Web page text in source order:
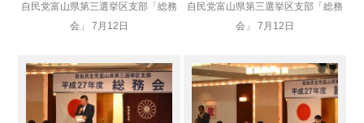
自民党富山県第三選挙区支部「総務
会」 7月12日
自民党富山県第三選挙区支部「総務
会」 7月12日